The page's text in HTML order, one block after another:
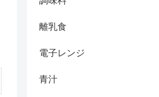
離乳食
電子レンジ
青汁